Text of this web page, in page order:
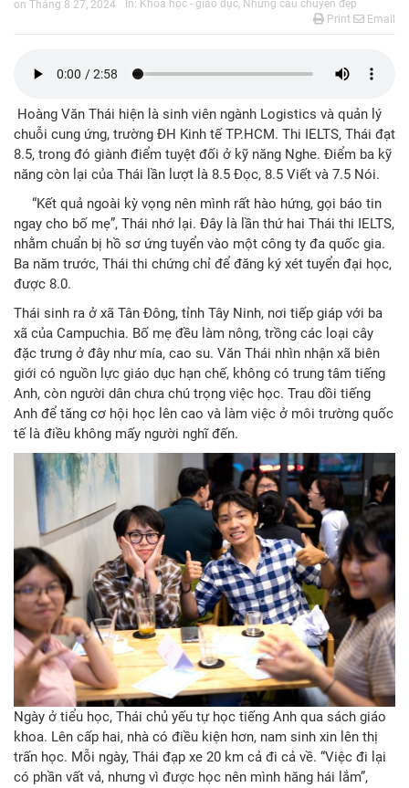
on Tháng 8 27, 2024 In: Khoa học - giáo dục Những câu chuyện đẹp
Print
Email
Hoàng Văn Thái hiện là sinh viên ngành Logistics và quản lý
chuỗi cung ứng, trường ĐH Kinh tế TP.HCM. Thi IELTS, Thái đạt
8.5, trong đó giành điểm tuyệt đối ở kỹ năng Nghe. Điểm ba kỹ
năng còn lại của Thái lần lượt là 8.5 Đọc, 8.5 Viết và 7.5 Nói.
“Kết quả ngoài kỳ vọng nên mình rất hào hứng, gọi báo tin
ngay cho bố mẹ”, Thái nhớ lại. Đây là lần thứ hai Thái thi IELTS,
nhằm chuẩn bị hồ sơ ứng tuyển vào một công ty đa quốc gia.
Ba năm trước, Thái thi chứng chỉ để đăng ký xét tuyển đại học,
được 8.0.
Thái sinh ra ở xã Tân Đông, tỉnh Tây Ninh, nơi tiếp giáp với ba
xã của Campuchia. Bố mẹ đều làm nông, trồng các loại cây
đặc trưng ở đây như mía, cao su. Văn Thái nhìn nhận xã biên
giới có nguồn lực giáo dục hạn chế, không có trung tâm tiếng
Anh, còn người dân chưa chú trọng việc học. Trau dồi tiếng
Anh để tăng cơ hội học lên cao và làm việc ở môi trường quốc
tế là điều không mấy người nghĩ đến.
Ngày ở tiểu học, Thái chủ yếu tự học tiếng Anh qua sách giáo
khoa. Lên cấp hai, nhà có điều kiện hơn, nam sinh xin lên thị
trấn học. Mỗi ngày, Thái đạp xe 20 km cả đi cả về. “Việc đi lại
có phần vất vả, nhưng vì được học nên mình hăng hái lắm”,